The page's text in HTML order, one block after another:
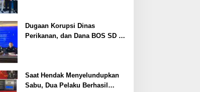
Dugaan Korupsi Dinas
Perikanan, dan Dana BOS SD –
Saat Hendak Menyelundupkan
Sabu, Dua Pelaku Berhasil